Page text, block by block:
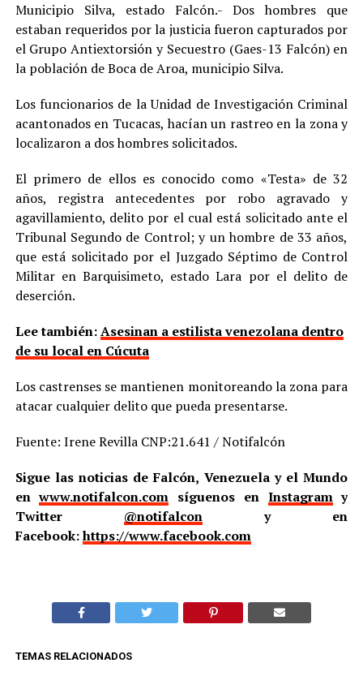
Municipio Silva, estado Falcón.- Dos hombres que
estaban requeridos por la justicia fueron capturados por
el Grupo Antiextorsión y Secuestro (Gaes-13 Falcón) en
la población de Boca de Aroa, municipio Silva.
Los funcionarios de la Unidad de Investigación Criminal
acantonados en Tucacas, hacían un rastreo en la zona y
localizaron a dos hombres solicitados.
El primero de ellos es conocido como «Testa» de 32
años, registra antecedentes por robo agravado y
agavillamiento, delito por el cual está solicitado ante el
Tribunal Segundo de Control; y un hombre de 33 años,
que está solicitado por el Juzgado Séptimo de Control
Militar en Barquisimeto, estado Lara por el delito de
deserción.
Lee también:Asesinan a estilista venezolana dentro
de su local en Cúcuta
Los castrenses se mantienen monitoreando la zona para
atacar cualquier delito que pueda presentarse.
Fuente: Irene Revilla CNP:21.641 / Notifalcón
Sigue las noticias de Falcón, Venezuela y el Mundo
enwww.notifalcon.com síguenos en Instagramy
Twitter @notifalcony en
Facebook:https://www.facebook.com
TEMAS RELACIONADOS